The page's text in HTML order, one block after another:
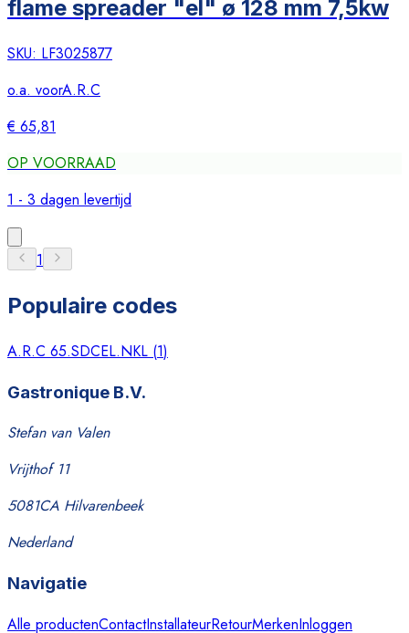
flame spreader "el" ø 128 mm 7,5kw
SKU: LF3025877
o.a. voorA.R.C
€ 65,81
OP VOORRAAD
1 - 3 dagen levertijd
1
Populaire codes
A.R.C 65.SDCEL.NKL (1)
Gastronique B.V.
Stefan van Valen
Vrijthof 11
5081CA Hilvarenbeek
Nederland
Navigatie
Alle productenContactInstallateurRetourMerkenInloggen